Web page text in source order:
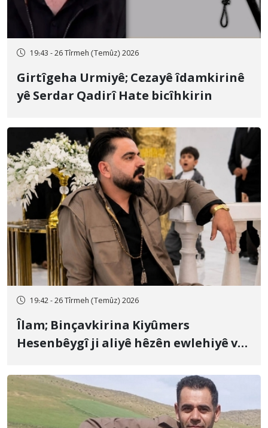
19:43 - 26 Tîrmeh (Temûz) 2026
Girtîgeha Urmiyê; Cezayê îdamkirinê
yê Serdar Qadirî Hate bicîhkirin
19:42 - 26 Tîrmeh (Temûz) 2026
Îlam; Binçavkirina Kiyûmers
Hesenbêygî ji aliyê hêzên ewlehiyê ve